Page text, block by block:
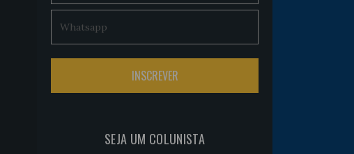
SEJA UM COLUNISTA